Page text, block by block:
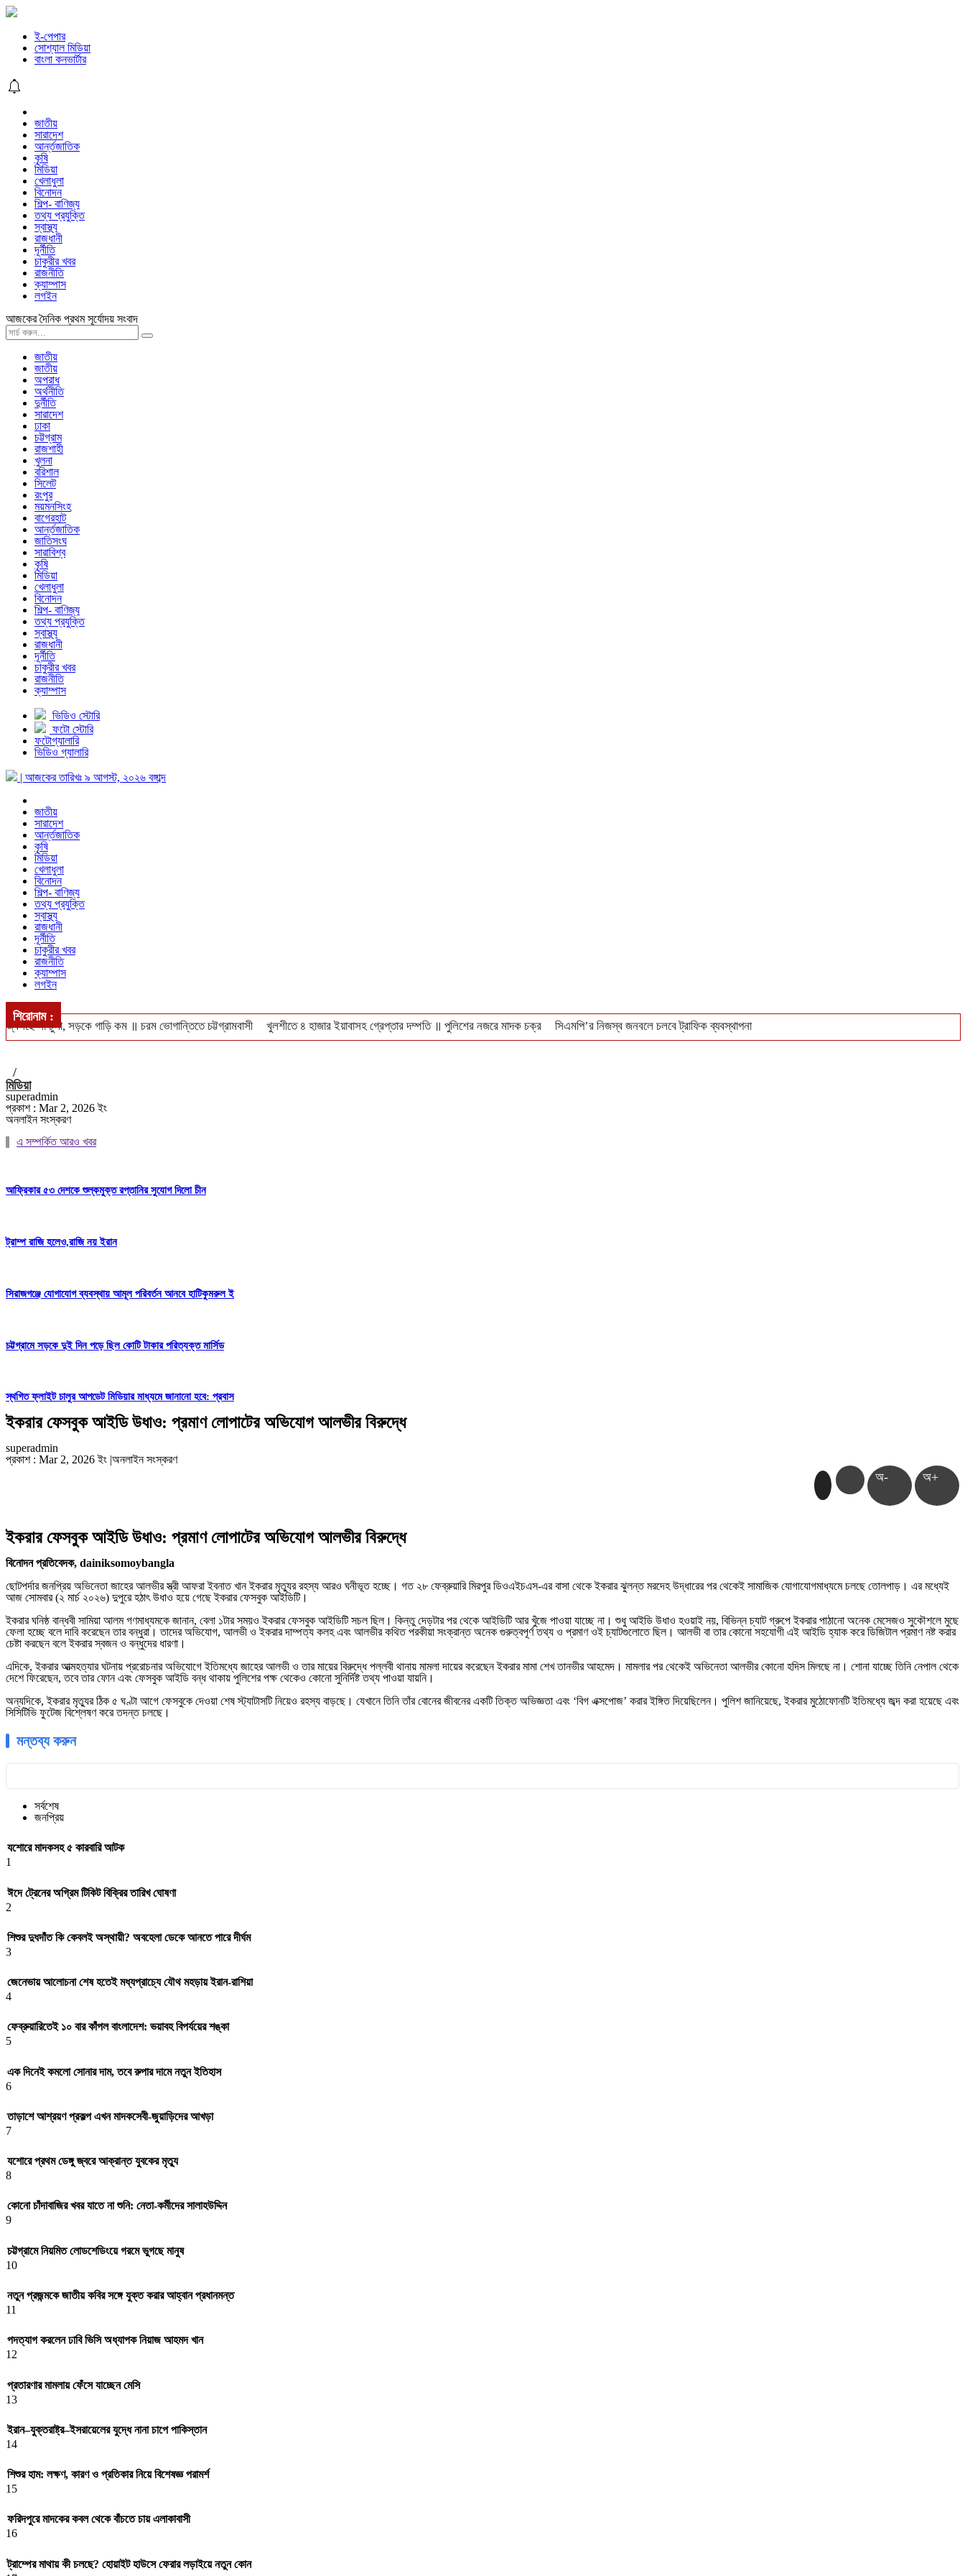
ই-পেপার
সোশ্যাল মিডিয়া
বাংলা কনভার্টার
জাতীয়
সারাদেশ
আর্ন্তজাতিক
কৃষি
মিডিয়া
খেলাধুলা
বিনোদন
শিল্প- বাণিজ্য
তথ্য প্রযুক্তি
স্বাস্থ্য
রাজধানী
দূর্নীতি
চাকুরীর খবর
রাজনীতি
ক্যাম্পাস
লগইন
আজকের দৈনিক প্রথম সূর্যোদয় সংবাদ
জাতীয়
জাতীয়
অপরাধ
অর্থনীতি
দুর্নীতি
সারাদেশ
ঢাকা
চট্টগ্রাম
রাজশাহী
খুলনা
বরিশাল
সিলেট
রংপুর
ময়মনসিংহ
বাগেরহাট
আর্ন্তজাতিক
জাতিসংঘ
সারাবিশ্ব
কৃষি
মিডিয়া
খেলাধুলা
বিনোদন
শিল্প- বাণিজ্য
তথ্য প্রযুক্তি
স্বাস্থ্য
রাজধানী
দূর্নীতি
চাকুরীর খবর
রাজনীতি
ক্যাম্পাস
ভিডিও স্টোরি
ফটো স্টোরি
ফটোগ্যালারি
ভিডিও গ্যালারি
| আজকের তারিখঃ ৯ আগস্ট, ২০২৬ বঙ্গাব্দ
জাতীয়
সারাদেশ
আর্ন্তজাতিক
কৃষি
মিডিয়া
খেলাধুলা
বিনোদন
শিল্প- বাণিজ্য
তথ্য প্রযুক্তি
স্বাস্থ্য
রাজধানী
দূর্নীতি
চাকুরীর খবর
রাজনীতি
ক্যাম্পাস
লগইন
শিরোনাম :
জ্বলছে না চুলা, সড়কে গাড়ি কম ॥ চরম ভোগান্তিতে চট্টগ্রামবাসী খুলশীতে ৪ হাজার ইয়াবাসহ গ্রেপ্তার দম্পতি ॥ পুলিশের নজরে মাদক চক্র
সিএমপি’র নিজস্ব জনবলে চলবে ট্রাফিক ব্যবস্থাপনা
/
মিডিয়া
superadmin
প্রকাশ : Mar 2, 2026 ইং
অনলাইন সংস্করণ
এ সম্পর্কিত আরও খবর
আফ্রিকার ৫৩ দেশকে শুল্কমুক্ত রপ্তানির সুযোগ দিলো চীন
ট্রাম্প রাজি হলেও,রাজি নয় ইরান
সিরাজগঞ্জে যোগাযোগ ব্যবস্থায় আমূল পরিবর্তন আনবে হাটিকুমরুল ই
চট্টগ্রামে সড়কে দুই দিন পড়ে ছিল কোটি টাকার পরিত্যক্ত মার্সিড
স্থগিত ফ্লাইট চালুর আপডেট মিডিয়ার মাধ্যমে জানানো হবে: প্রবাস
ইকরার ফেসবুক আইডি উধাও: প্রমাণ লোপাটের অভিযোগ আলভীর বিরুদ্ধে
superadmin
প্রকাশ : Mar 2, 2026 ইং |অনলাইন সংস্করণ
অ- অ+
ইকরার ফেসবুক আইডি উধাও: প্রমাণ লোপাটের অভিযোগ আলভীর বিরুদ্ধে
বিনোদন প্রতিবেদক, dainiksomoybangla
​ছোটপর্দার জনপ্রিয় অভিনেতা জাহের আলভীর স্ত্রী আফরা ইবনাত খান ইকরার মৃত্যুর রহস্য আরও ঘনীভূত হচ্ছে। গত ২৮ ফেব্রুয়ারি মিরপুর ডিওএইচএস-এর বাসা থেকে ইকরার ঝুলন্ত মরদেহ উদ্ধারের পর থেকেই সামাজিক যোগাযোগমাধ্যমে চলছে তোলপাড়। এর মধ্যেই
আজ সোমবার (২ মার্চ ২০২৬) দুপুরে হঠাৎ উধাও হয়ে গেছে ইকরার ফেসবুক আইডিটি।
​ইকরার ঘনিষ্ঠ বান্ধবী সামিয়া আলম গণমাধ্যমকে জানান, বেলা ১টার সময়ও ইকরার ফেসবুক আইডিটি সচল ছিল। কিন্তু দেড়টার পর থেকে আইডিটি আর খুঁজে পাওয়া যাচ্ছে না। শুধু আইডি উধাও হওয়াই নয়, বিভিন্ন চ্যাট গ্রুপে ইকরার পাঠানো অনেক মেসেজও সুকৌশলে মুছে
ফেলা হচ্ছে বলে দাবি করেছেন তার বন্ধুরা। তাদের অভিযোগ, আলভী ও ইকরার দাম্পত্য কলহ এবং আলভীর কথিত পরকীয়া সংক্রান্ত অনেক গুরুত্বপূর্ণ তথ্য ও প্রমাণ ওই চ্যাটগুলোতে ছিল। আলভী বা তার কোনো সহযোগী এই আইডি হ্যাক করে ডিজিটাল প্রমাণ নষ্ট করার
চেষ্টা করছেন বলে ইকরার স্বজন ও বন্ধুদের ধারণা।
​এদিকে, ইকরার আত্মহত্যার ঘটনায় প্ররোচনার অভিযোগে ইতিমধ্যে জাহের আলভী ও তার মায়ের বিরুদ্ধে পল্লবী থানায় মামলা দায়ের করেছেন ইকরার মামা শেখ তানভীর আহমেদ। মামলার পর থেকেই অভিনেতা আলভীর কোনো হদিস মিলছে না। শোনা যাচ্ছে তিনি নেপাল থেকে
দেশে ফিরেছেন, তবে তার ফোন এবং ফেসবুক আইডি বন্ধ থাকায় পুলিশের পক্ষ থেকেও কোনো সুনির্দিষ্ট তথ্য পাওয়া যায়নি।
​অন্যদিকে, ইকরার মৃত্যুর ঠিক ৫ ঘণ্টা আগে ফেসবুকে দেওয়া শেষ স্ট্যাটাসটি নিয়েও রহস্য বাড়ছে। যেখানে তিনি তাঁর বোনের জীবনের একটি তিক্ত অভিজ্ঞতা এবং ‘বিগ এক্সপোজ’ করার ইঙ্গিত দিয়েছিলেন। পুলিশ জানিয়েছে, ইকরার মুঠোফোনটি ইতিমধ্যে জব্দ করা হয়েছে এবং
সিসিটিভি ফুটেজ বিশ্লেষণ করে তদন্ত চলছে।
মন্তব্য করুন
সর্বশেষ
জনপ্রিয়
যশোরে মাদকসহ ৫ কারবারি আটক
1
ঈদে ট্রেনের অগ্রিম টিকিট বিক্রির তারিখ ঘোষণা
2
শিশুর দুধদাঁত কি কেবলই অস্থায়ী? অবহেলা ডেকে আনতে পারে দীর্ঘম
3
জেনেভায় আলোচনা শেষ হতেই মধ্যপ্রাচ্যে যৌথ মহড়ায় ইরান-রাশিয়া
4
ফেব্রুয়ারিতেই ১০ বার কাঁপল বাংলাদেশ: ভয়াবহ বিপর্যয়ের শঙ্কা
5
এক দিনেই কমলো সোনার দাম, তবে রুপার দামে নতুন ইতিহাস
6
তাড়াশে আশ্রয়ণ প্রকল্প এখন মাদকসেবী-জুয়াড়িদের আখড়া
7
যশোরে প্রথম ডেঙ্গু জ্বরে আক্রান্ত যুবকের মৃত্যু
8
কোনো চাঁদাবাজির খবর যাতে না শুনি: নেতা-কর্মীদের সালাহউদ্দিন
9
চট্টগ্রামে নিয়মিত লোডশেডিংয়ে গরমে ভুগছে মানুষ
10
নতুন প্রজন্মকে জাতীয় কবির সঙ্গে যুক্ত করার আহ্বান প্রধানমন্ত
11
পদত্যাগ করলেন ঢাবি ভিসি অধ্যাপক নিয়াজ আহমদ খান
12
প্রতারণার মামলায় ফেঁসে যাচ্ছেন মেসি
13
ইরান–যুক্তরাষ্ট্র–ইসরায়েলের যুদ্ধে নানা চাপে পাকিস্তান
14
শিশুর হাম: লক্ষণ, কারণ ও প্রতিকার নিয়ে বিশেষজ্ঞ পরামর্শ
15
ফরিদপুরে মাদকের কবল থেকে বাঁচতে চায় এলাকাবাসী
16
ট্রাম্পের মাথায় কী চলছে? হোয়াইট হাউসে ফেরার লড়াইয়ে নতুন কোন